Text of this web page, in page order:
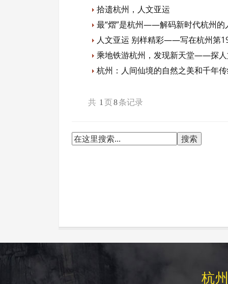
拾遗杭州，人文亚运
最“熠”是杭州——解码新时代杭州的
人文亚运 别样精彩——写在杭州第
乘地铁游杭州，发现新天堂——探
杭州：人间仙境的自然之美和千年
共 1 页8条记录
杭